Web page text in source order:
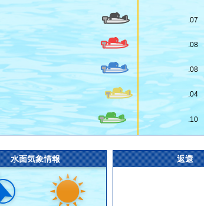
.07
.08
.08
.04
.10
水面気象情報 返還